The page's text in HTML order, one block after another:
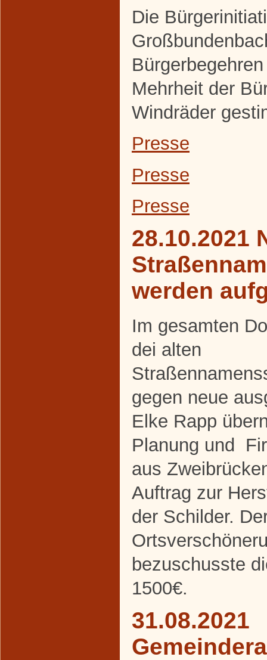
Die
Mehrheit der
Windräder
Presse
Presse
Presse
28.10.2021
werden
Im gesamten
dei alten
gegen neue
Elke Rapp
Planung und
aus
Auftrag zur
der Schilder.
bezuschusste
1500€.
31.08.2021